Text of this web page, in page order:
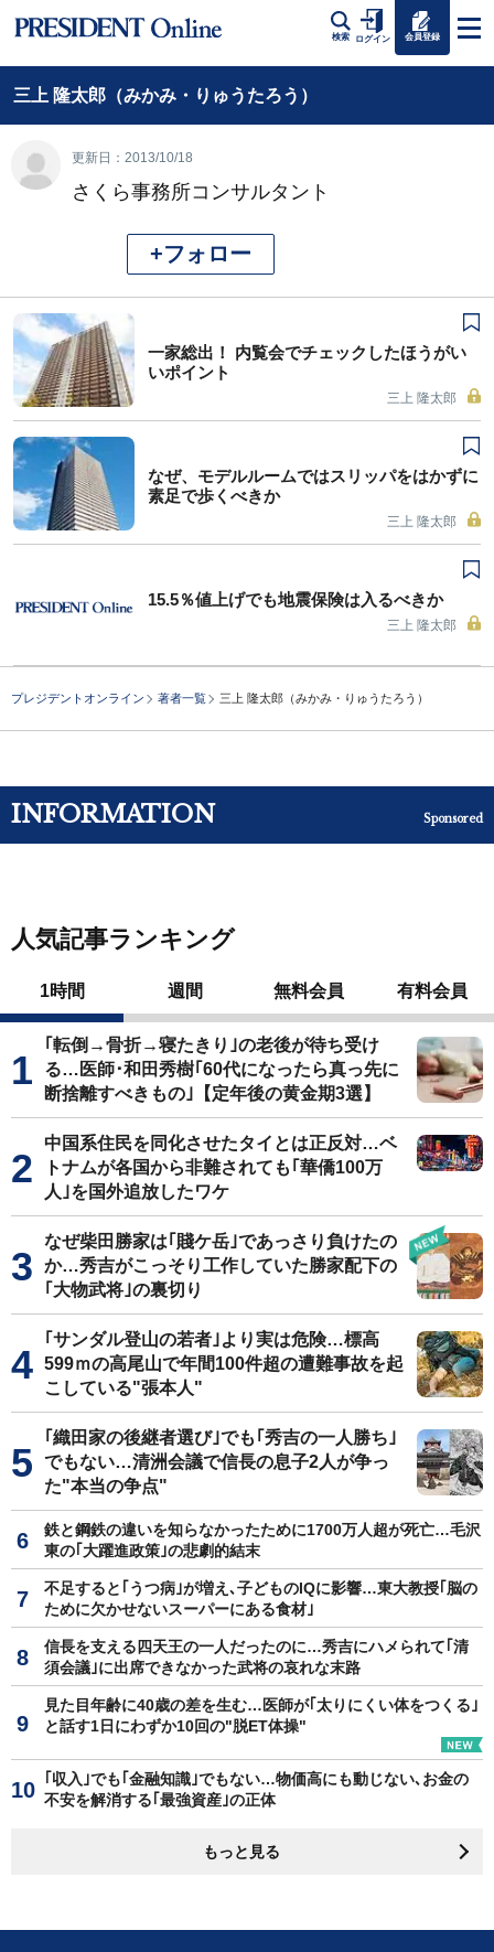
検索 ログイン 会員登録
三上 隆太郎（みかみ・りゅうたろう）
更新日：2013/10/18
さくら事務所コンサルタント
+フォロー
一家総出！ 内覧会でチェックしたほうがい
いポイント
三上 隆太郎
なぜ、モデルルームではスリッパをはかずに
素足で歩くべきか
三上 隆太郎
15.5％値上げでも地震保険は入るべきか
三上 隆太郎
プレジデントオンライン 著者一覧 三上 隆太郎（みかみ・りゅうたろう）
INFORMATION Sponsored
人気記事ランキング
1時間 週間 無料会員 有料会員
｢転倒→骨折→寝たきり｣の老後が待ち受け
る…医師･和田秀樹｢60代になったら真っ先に
断捨離すべきもの｣【定年後の黄金期3選】
中国系住民を同化させたタイとは正反対…ベ
トナムが各国から非難されても｢華僑100万
人｣を国外追放したワケ
なぜ柴田勝家は｢賤ケ岳｣であっさり負けたの
か…秀吉がこっそり工作していた勝家配下の
｢大物武将｣の裏切り
｢サンダル登山の若者｣より実は危険…標高
599ｍの高尾山で年間100件超の遭難事故を起
こしている"張本人"
｢織田家の後継者選び｣でも｢秀吉の一人勝ち｣
でもない…清洲会議で信長の息子2人が争っ
た"本当の争点"
鉄と鋼鉄の違いを知らなかったために1700万人超が死亡…毛沢
東の｢大躍進政策｣の悲劇的結末
不足すると｢うつ病｣が増え､子どものIQに影響…東大教授｢脳の
ために欠かせないスーパーにある食材｣
信長を支える四天王の一人だったのに…秀吉にハメられて｢清
須会議｣に出席できなかった武将の哀れな末路
見た目年齢に40歳の差を生む…医師が｢太りにくい体をつくる｣
と話す1日にわずか10回の"脱ET体操"
｢収入｣でも｢金融知識｣でもない…物価高にも動じない､お金の
不安を解消する｢最強資産｣の正体
もっと見る